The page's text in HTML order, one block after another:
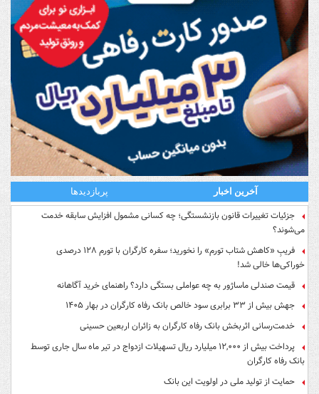
آخرین اخبار پربازدیدها
جزئیات تغییرات قانون بازنشستگی؛ چه کسانی مشمول افزایش سابقه خدمت
می‌شوند؟
فریبِ «کاهش شتاب تورم» را نخورید؛ سفره کارگران با تورم ۱۲۸ درصدی
خوراکی‌ها خالی شد!
قیمت صندلی ماساژور به چه عواملی بستگی دارد؟ راهنمای خرید آگاهانه
جهش بیش از ۳۳ برابری سود خالص بانک رفاه کارگران در بهار ۱۴۰۵
خدمت‌رسانی اثربخش بانک رفاه کارگران به زائران اربعین حسینی
پرداخت بیش از ۱۲,۰۰۰ میلیارد ریال تسهیلات ازدواج در تیر ماه سال جاری توسط
بانک رفاه کارگران
حمایت از تولید ملی در اولویت این بانک